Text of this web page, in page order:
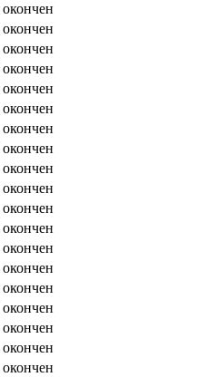
окончен
окончен
окончен
окончен
окончен
окончен
окончен
окончен
окончен
окончен
окончен
окончен
окончен
окончен
окончен
окончен
окончен
окончен
окончен